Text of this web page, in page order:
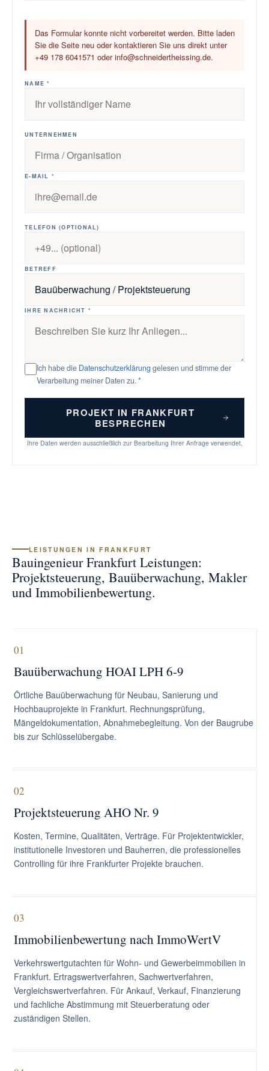
Das Formular konnte nicht vorbereitet werden. Bitte laden
Sie die Seite neu oder kontaktieren Sie uns direkt unter
+49 178 6041571 oder info@schneidertheissing.de.
NAME *
UNTERNEHMEN
E-MAIL *
TELEFON (OPTIONAL)
BETREFF
IHRE NACHRICHT *
Ich habe die Datenschutzerklärung gelesen und stimme der
Verarbeitung meiner Daten zu. *
PROJEKT IN FRANKFURT
BESPRECHEN
Ihre Daten werden ausschließlich zur Bearbeitung Ihrer Anfrage verwendet.
LEISTUNGEN IN FRANKFURT
Bauingenieur Frankfurt Leistungen:
Projektsteuerung, Bauüberwachung, Makler
und Immobilienbewertung.
01
Bauüberwachung HOAI LPH 6-9
Örtliche Bauüberwachung für Neubau, Sanierung und
Hochbauprojekte in Frankfurt. Rechnungsprüfung,
Mängeldokumentation, Abnahmebegleitung. Von der Baugrube
bis zur Schlüsselübergabe.
02
Projektsteuerung AHO Nr. 9
Kosten, Termine, Qualitäten, Verträge. Für Projektentwickler,
institutionelle Investoren und Bauherren, die professionelles
Controlling für ihre Frankfurter Projekte brauchen.
03
Immobilienbewertung nach ImmoWertV
Verkehrswertgutachten für Wohn- und Gewerbeimmobilien in
Frankfurt. Ertragswertverfahren, Sachwertverfahren,
Vergleichswertverfahren. Für Ankauf, Verkauf, Finanzierung
und fachliche Abstimmung mit Steuerberatung oder
zuständigen Stellen.